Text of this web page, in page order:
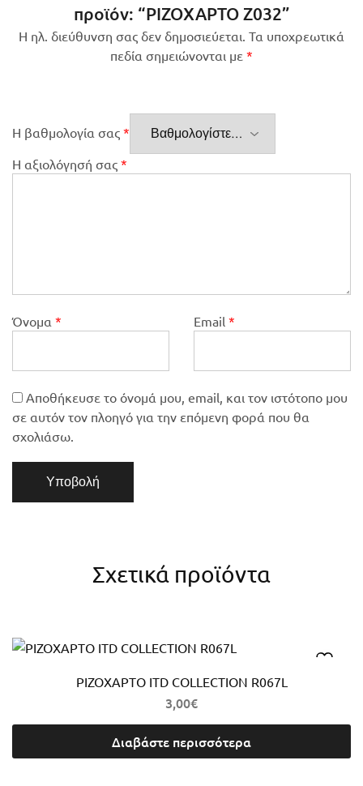
προϊόν: “ΡΙΖΟΧΑΡΤΟ Z032”
Η ηλ. διεύθυνση σας δεν δημοσιεύεται. Τα υποχρεωτικά
πεδία σημειώνονται με *
Η βαθμολογία σας *
Η αξιολόγησή σας *
Όνομα * Email *
Αποθήκευσε το όνομά μου, email, και τον ιστότοπο μου
σε αυτόν τον πλοηγό για την επόμενη φορά που θα
σχολιάσω.
Σχετικά προϊόντα
ΡΙΖΟΧΑΡΤΟ ITD COLLECTION R067L
3,00€
Διαβάστε περισσότερα